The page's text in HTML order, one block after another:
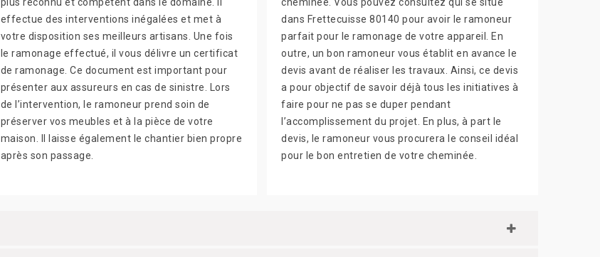
effectue des interventions inégalées et met à
votre disposition ses meilleurs artisans. Une fois
le ramonage effectué, il vous délivre un certificat
de ramonage. Ce document est important pour
présenter aux assureurs en cas de sinistre. Lors
de l’intervention, le ramoneur prend soin de
préserver vos meubles et à la pièce de votre
maison. Il laisse également le chantier bien propre
après son passage.
dans Frettecuisse 80140 pour avoir le ramoneur
parfait pour le ramonage de votre appareil. En
outre, un bon ramoneur vous établit en avance le
devis avant de réaliser les travaux. Ainsi, ce devis
a pour objectif de savoir déjà tous les initiatives à
faire pour ne pas se duper pendant
l’accomplissement du projet. En plus, à part le
devis, le ramoneur vous procurera le conseil idéal
pour le bon entretien de votre cheminée.